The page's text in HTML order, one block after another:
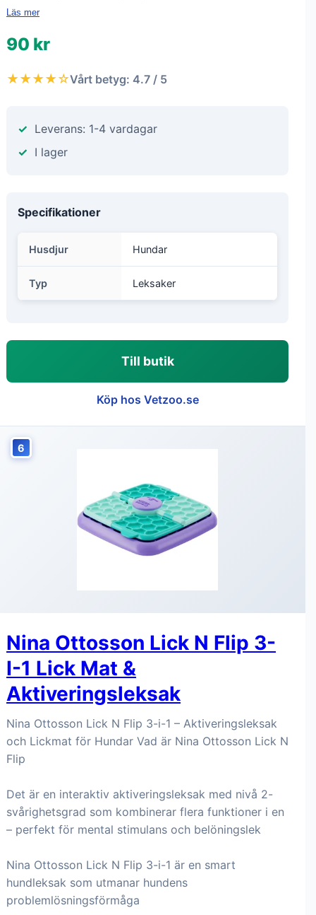
Läs mer
90 kr
★★★★☆Vårt betyg: 4.7 / 5
Leverans: 1-4 vardagar
I lager
Specifikationer
Husdjur Hundar
Typ Leksaker
Till butik
Köp hos Vetzoo.se
6
Nina Ottosson Lick N Flip 3-
I-1 Lick Mat &
Aktiveringsleksak
Nina Ottosson Lick N Flip 3-i-1 – Aktiveringsleksak
och Lickmat för Hundar Vad är Nina Ottosson Lick N
Flip
Det är en interaktiv aktiveringsleksak med nivå 2-
svårighetsgrad som kombinerar flera funktioner i en
– perfekt för mental stimulans och belöningslek
Nina Ottosson Lick N Flip 3-i-1 är en smart
hundleksak som utmanar hundens
problemlösningsförmåga